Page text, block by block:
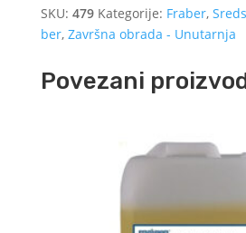
SKU: 479 Kategorije: Fraber,
ber, Završna obrada - Unutarnja
Povezani